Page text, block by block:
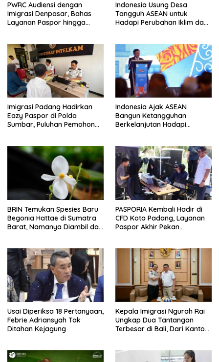
PWRC Audiensi dengan
Imigrasi Denpasar, Bahas
Layanan Paspor hingga
Indonesia Usung Desa
Tangguh ASEAN untuk
Hadapi Perubahan Iklim dan
Imigrasi Padang Hadirkan
Eazy Paspor di Polda
Sumbar, Puluhan Pemohon
Indonesia Ajak ASEAN
Bangun Ketangguhan
Berkelanjutan Hadapi
BRIN Temukan Spesies Baru
Begonia Hattae di Sumatra
Barat, Namanya Diambil dari
PASPORIA Kembali Hadir di
CFD Kota Padang, Layanan
Paspor Akhir Pekan
Usai Diperiksa 18 Pertanyaan,
Febrie Adriansyah Tak
Ditahan Kejagung
Kepala Imigrasi Ngurah Rai
Ungkap Dua Tantangan
Terbesar di Bali, Dari Kantor